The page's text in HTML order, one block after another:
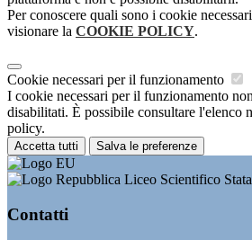
Per conoscere quali sono i cookie
visionare la COOKIE POLICY.
Cookie necessari per il funzionamento
I cookie necessari per il funzionamento
disabilitati. È possibile consultare l'elenco
policy.
Accetta tutti Salva le preferenze
Liceo Scientifico
Contatti